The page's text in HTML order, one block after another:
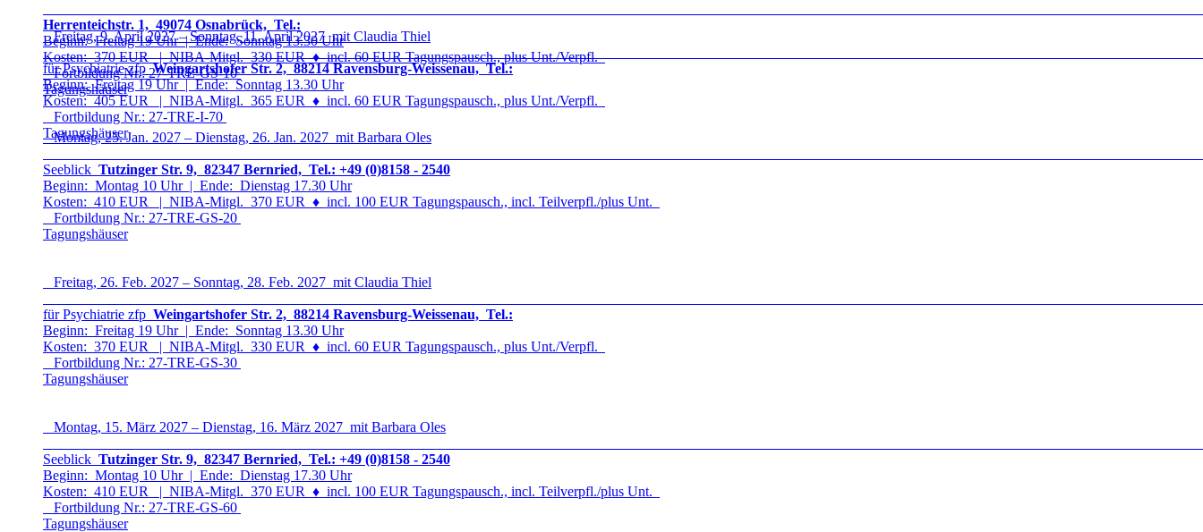
Freitag, 9. April 2027 – Sonntag, 11. April 2027 mit Claudia Thiel
für Psychiatrie zfp Weingartshofer Str. 2, 88214 Ravensburg-Weissenau, Tel.:
Beginn: Freitag 19 Uhr | Ende: Sonntag 13.30 Uhr
Kosten: 405 EUR | NIBA-Mitgl. 365 EUR ♦ incl. 60 EUR Tagungspausch., plus Unt./Verpfl.
Fortbildung Nr.: 27-TRE-I-70
Tagungshäuser
Herrenteichstr. 1, 49074 Osnabrück, Tel.:
Beginn: Freitag 19 Uhr | Ende: Sonntag 13.30 Uhr
Kosten: 370 EUR | NIBA-Mitgl. 330 EUR♦incl. 60 EUR Tagungspausch., plus Unt./Verpfl.
Fortbildung Nr.: 27-TRE-GS-10
Tagungshäuser
Montag, 25. Jan. 2027 – Dienstag, 26. Jan. 2027 mit Barbara Oles
Seeblick Tutzinger Str. 9, 82347 Bernried, Tel.: +49 (0)8158 - 2540
Beginn: Montag 10 Uhr | Ende: Dienstag 17.30 Uhr
Kosten: 410 EUR | NIBA-Mitgl. 370 EUR ♦ incl. 100 EUR Tagungspausch., incl. Teilverpfl./plus Unt.
Fortbildung Nr.: 27-TRE-GS-20
Tagungshäuser
Freitag, 26. Feb. 2027 – Sonntag, 28. Feb. 2027 mit Claudia Thiel
für Psychiatrie zfp Weingartshofer Str. 2, 88214 Ravensburg-Weissenau, Tel.:
Beginn: Freitag 19 Uhr | Ende: Sonntag 13.30 Uhr
Kosten: 370 EUR | NIBA-Mitgl. 330 EUR ♦ incl. 60 EUR Tagungspausch., plus Unt./Verpfl.
Fortbildung Nr.: 27-TRE-GS-30
Tagungshäuser
Montag, 15. März 2027 – Dienstag, 16. März 2027 mit Barbara Oles
Seeblick Tutzinger Str. 9, 82347 Bernried, Tel.: +49 (0)8158 - 2540
Beginn: Montag 10 Uhr | Ende: Dienstag 17.30 Uhr
Kosten: 410 EUR | NIBA-Mitgl. 370 EUR ♦ incl. 100 EUR Tagungspausch., incl. Teilverpfl./plus Unt.
Fortbildung Nr.: 27-TRE-GS-60
Tagungshäuser